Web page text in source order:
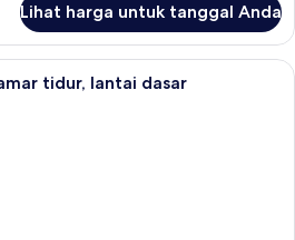
Lihat harga untuk tanggal Anda
Apartemen Superior, 1 kamar tidur,
tidur, lantai dasar